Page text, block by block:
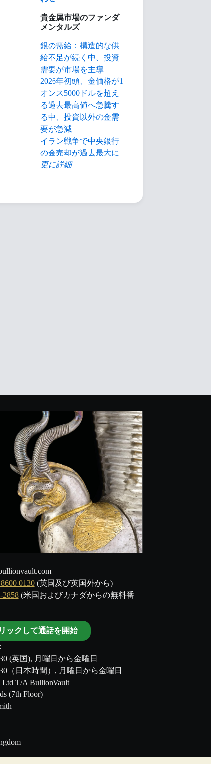
貴金属市場のファンダ
メンタルズ
銀の需給：構造的な供
給不足が続く中、投資
需要が市場を主導
2026年初頭、金価格が1
オンス5000ドルを超え
る過去最高値へ急騰す
る中、投資以外の金需
要が急減
イラン戦争で中央銀行
の金売却が過去最大に
更に詳細
0130(英国及び英国外から)
2858(米国およびカナダからの無料番
ックして通話を開始
(英国), 月曜日から金曜日
（日本時間）, 月曜日から金曜日
Ltd T/A BullionVault
(7th Floor)